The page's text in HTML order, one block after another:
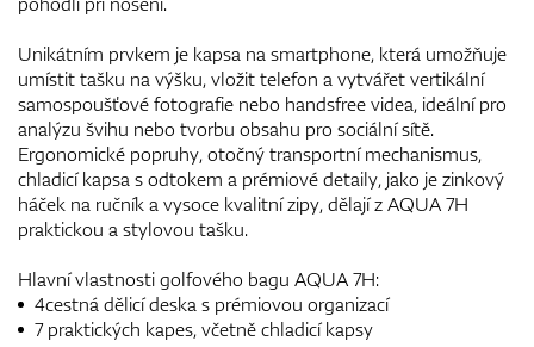
Unikátním prvkem je kapsa na smartphone, která umožňuje
umístit tašku na výšku, vložit telefon a vytvářet vertikální
samospoušťové fotografie nebo handsfree videa, ideální pro
analýzu švihu nebo tvorbu obsahu pro sociální sítě.
Ergonomické popruhy, otočný transportní mechanismus,
chladicí kapsa s odtokem a prémiové detaily, jako je zinkový
háček na ručník a vysoce kvalitní zipy, dělají z AQUA 7H
praktickou a stylovou tašku.
Hlavní vlastnosti golfového bagu AQUA 7H:
4cestná dělicí deska s prémiovou organizací
7 praktických kapes, včetně chladicí kapsy